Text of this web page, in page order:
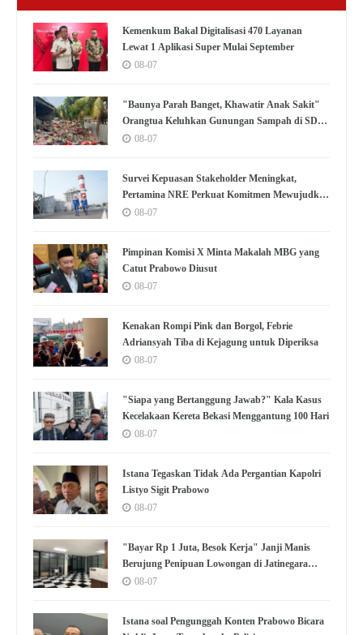
Kemenkum Bakal Digitalisasi 470 Layanan
Lewat 1 Aplikasi Super Mulai September
08-07
"Baunya Parah Banget, Khawatir Anak Sakit"
Orangtua Keluhkan Gunungan Sampah di SDN
Kedaung Kali Angke
08-07
Survei Kepuasan Stakeholder Meningkat,
Pertamina NRE Perkuat Komitmen Mewujudkan
Transisi Energi Berkelanjutan
08-07
Pimpinan Komisi X Minta Makalah MBG yang
Catut Prabowo Diusut
08-07
Kenakan Rompi Pink dan Borgol, Febrie
Adriansyah Tiba di Kejagung untuk Diperiksa
08-07
"Siapa yang Bertanggung Jawab?" Kala Kasus
Kecelakaan Kereta Bekasi Menggantung 100 Hari
08-07
Istana Tegaskan Tidak Ada Pergantian Kapolri
Listyo Sigit Prabowo
08-07
"Bayar Rp 1 Juta, Besok Kerja" Janji Manis
Berujung Penipuan Lowongan di Jatinegara
Jaktim
08-07
Istana soal Pengunggah Konten Prabowo Bicara